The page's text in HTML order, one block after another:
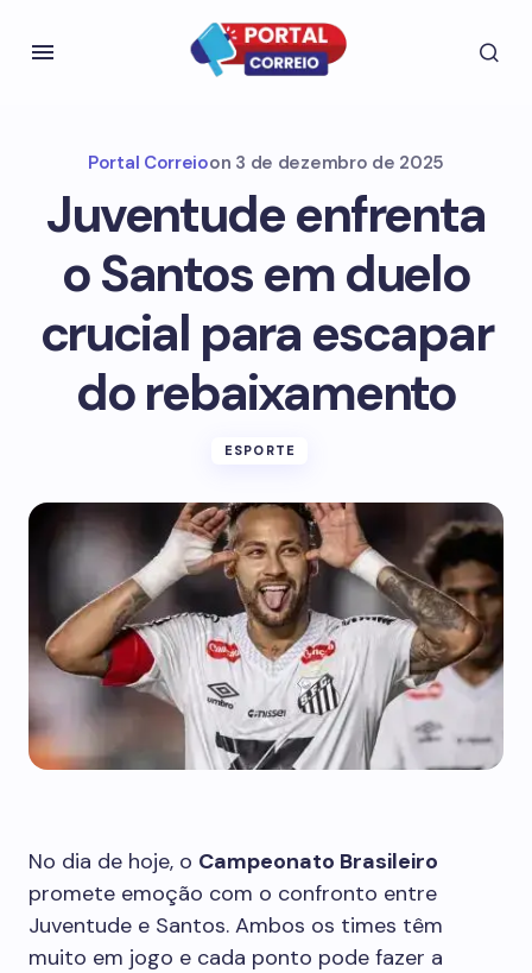
Portal Correioon 3 de dezembro de 2025
Juventude enfrenta
o Santos em duelo
crucial para escapar
do rebaixamento
ESPORTE
No dia de hoje, o Campeonato Brasileiro
promete emoção com o confronto entre
Juventude e Santos. Ambos os times têm
muito em jogo e cada ponto pode fazer a